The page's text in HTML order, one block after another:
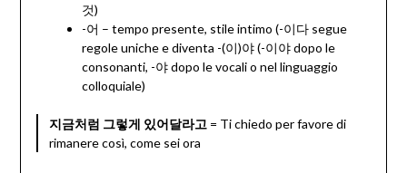
것)
-어 – tempo presente, stile intimo (-이다 segue
regole uniche e diventa -(이)야 (-이야 dopo le
consonanti, -야 dopo le vocali o nel linguaggio
colloquiale)
지금처럼 그렇게 있어달라고 = Ti chiedo per favore di
rimanere così, come sei ora